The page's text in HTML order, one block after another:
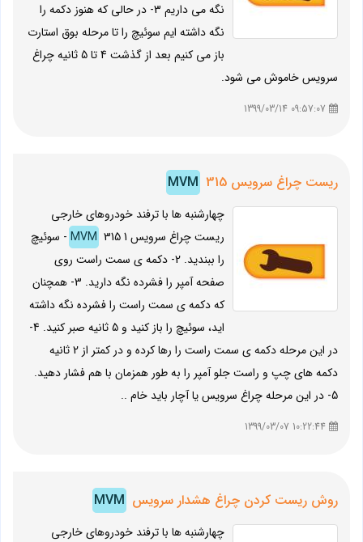
نگه می داریم 3- در حالی که هنوز دکمه را
نگه داشته ایم سوئیچ را تا مرحله بوق استارت
باز می کنیم بعد از گذشت 4 تا 5 ثانیه چراغ
سرویس خاموش می شود.
ریست چراغ سرویس MVM 315
چهارشنبه ها با ترفند خودروهای خارجی
ریست چراغ سرویس
MVM 315 1- سوئیچ
را ببندید. 2- دکمه ی سمت راست روی
صفحه آمپر را فشرده نگه دارید. 3- همچنان
که دکمه ی سمت راست را فشرده نگه داشته
اید، سوئیچ را باز کنید و 5 ثانیه صبر کنید. 4-
در این مرحله دکمه ی سمت راست را رها کرده و در کمتر از 2 ثانیه
دکمه های چپ و راست جلو آمپر را به طور همزمان با هم فشار دهید.
5- در این مرحله چراغ سرویس یا آچار باید خام ..
روش ریست کردن چراغ هشدار سرویس MVM
چهارشنبه ها با ترفند خودروهای خارجی